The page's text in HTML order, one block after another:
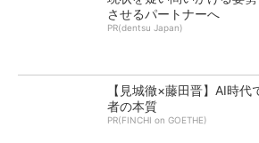
させるパートナーへ
PR(dentsu Japan)
【見城徹×藤田晋】AI時
者の本質
PR(FINCHI on GOETHE)